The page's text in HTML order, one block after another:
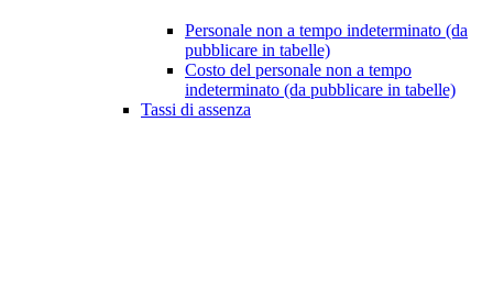
Personale non a tempo indeterminato (da
pubblicare in tabelle)
Costo del personale non a tempo
indeterminato (da pubblicare in tabelle)
Tassi di assenza